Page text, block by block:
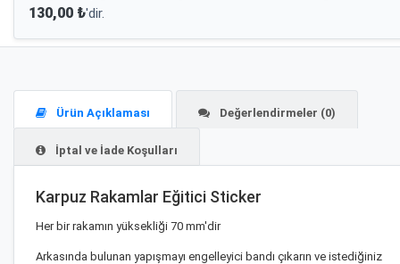
130,00 ₺'dir.
Ürün Açıklaması Değerlendirmeler (0)
İptal ve İade Koşulları
Karpuz Rakamlar Eğitici Sticker
Her bir rakamın yüksekliği 70 mm'dir
Arkasında bulunan yapışmayı engelleyici bandı çıkarın ve istediğiniz